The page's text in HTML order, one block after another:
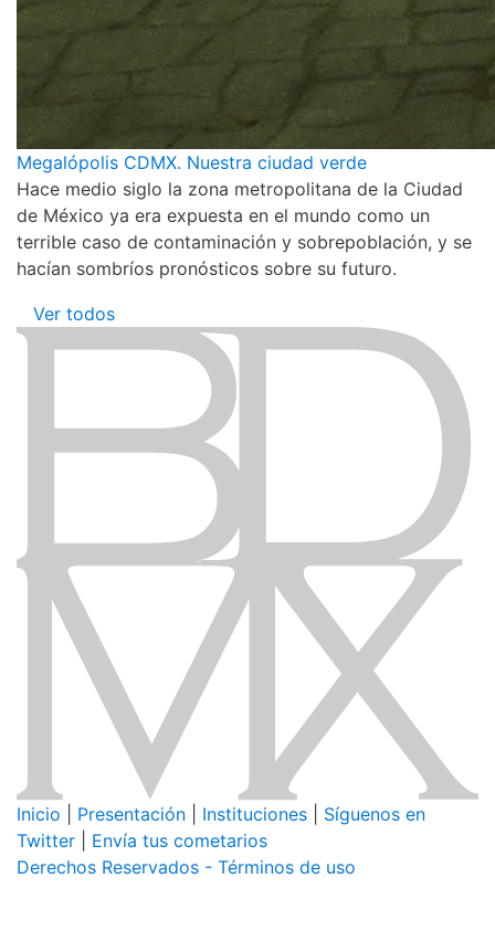
Megalópolis CDMX. Nuestra ciudad verde
Hace medio siglo la zona metropolitana de la Ciudad
de México ya era expuesta en el mundo como un
terrible caso de contaminación y sobrepoblación, y se
hacían sombríos pronósticos sobre su futuro.
Ver todos
Inicio Presentación Instituciones
Síguenos en
Twitter
Envía tus cometarios
Derechos Reservados - Términos de uso